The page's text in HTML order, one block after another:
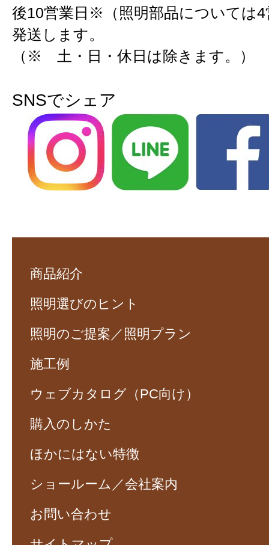
後10営業日※（照明部品については4
発送します。
（※ 土・日・休日は除きます。）
SNSでシェア
商品紹介
照明選びのヒント
照明のご提案／照明プラン
施工例
ウェブカタログ（PC向け）
購入のしかた
ほかにはない特徴
ショールーム／会社案内
お問い合わせ